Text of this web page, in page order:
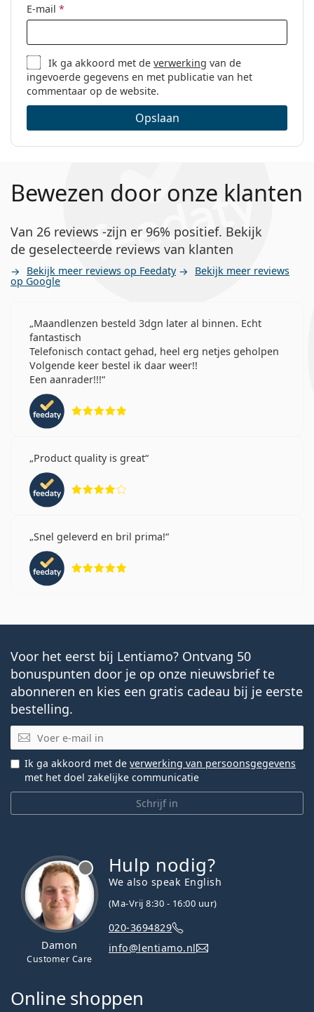
E-mail *
Ik ga akkoord met deverwerking van de
ingevoerde gegevens en met publicatie van het
commentaar op de website.
Opslaan
Bewezen door onze klanten
Van 26 reviews -zijn er 96% positief. Bekijk
de geselecteerde reviews van klanten
Bekijk meer reviews op Feedaty Bekijk meer reviews
op Google
Maandlenzen besteld 3dgn later al binnen. Echt
fantastisch
Telefonisch contact gehad, heel erg netjes geholpen
Volgende keer bestel ik daar weer!!
Een aanrader!!!
Product quality is great
Snel geleverd en bril prima!
Voor het eerst bij Lentiamo? Ontvang 50
bonuspunten door je op onze nieuwsbrief te
abonneren en kies een gratis cadeau bij je eerste
bestelling.
E-mail
Schrijf in
Ik ga akkoord met de verwerking van persoonsgegevens
met het doel zakelijke communicatie
Damon
Customer Care
Hulp nodig?
We also speak English
(Ma-Vrij 8:30 - 16:00 uur)
020-3694829
info@lentiamo.nl
Online shoppen